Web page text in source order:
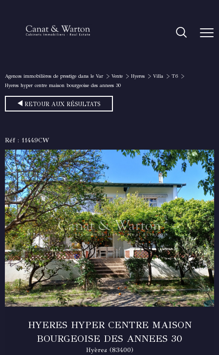
Agences immobilières de prestige dans le Var Vente Hyeres Villa
T6
Hyeres hyper centre maison bourgeoise des annees 30
RETOUR AUX RÉSULTATS
Réf : 11449CW
HYERES HYPER CENTRE MAISON
BOURGEOISE DES ANNEES 30
Hyères (83400)